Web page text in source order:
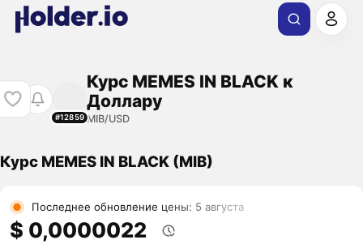
#12859
Курс MEMES IN BLACK к
Доллару
MIB/USD
Курс MEMES IN BLACK (MIB)
Последнее обновление цены: 5 августа
$ 0,0000022